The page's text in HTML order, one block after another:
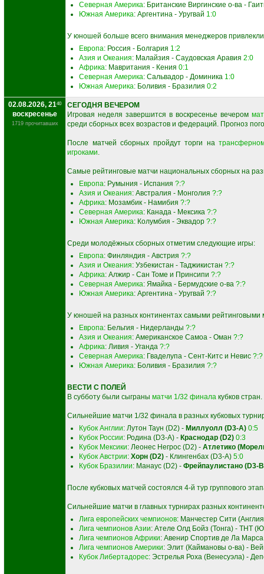
Северная Америка: Британские Виргинские о-ва -
Южная Америка: Аргентина - Уругвай 1:0
У юношей больше всего внимания менеджеров
Европа: Россия - Болгария 1:2
Азия и Океания: Малайзия - Саудовская Аравия 2:0
Африка: Мавритания - Кения 0:1
Северная Америка: Сальвадор - Доминика 1:0
Южная Америка: Боливия - Бразилия 0:2
02.08.2026, 2140
воскресенье
1719 прочитавших
СЕГОДНЯ ВЕЧЕРОМ
Игровая неделя завершится в воскресенье вечером
среди сборных всех возрастов и федераций. Прогноз
После матчей сборных пройдут торги на
игроками.
Самые рейтинговые матчи национальных сборных на
Европа: Румыния - Испания ?:?
Азия и Океания: Австралия - Монголия ?:?
Африка: Мозамбик - Намибия ?:?
Северная Америка: Канада - Мексика ?:?
Южная Америка: Колумбия - Эквадор ?:?
Среди молодёжных сборных отметим следующие игры:
Европа: Финляндия - Австрия ?:?
Азия и Океания: Узбекистан - Таджикистан ?:?
Африка: Алжир - Сан Томе и Принсипи ?:?
Северная Америка: Ямайка - Бермудские о-ва ?:?
Южная Америка: Аргентина - Уругвай ?:?
У юношей на разных континентах самыми рейтинговыми
Европа: Бельгия - Нидерланды ?:?
Азия и Океания: Американское Самоа - Оман ?:?
Африка: Ливия - Уганда ?:?
Северная Америка: Гваделупа - Сент-Китс и Невис ?:?
Южная Америка: Боливия - Бразилия ?:?
ВЕСТИ С ПОЛЕЙ
В субботу были сыграны матчи 1/32 финала кубков
Сильнейшие матчи 1/32 финала в разных кубковых
Кубок Англии: Лутон Таун (D2) - Миллуолл (D3-A) 0:5
Кубок России: Родина (D3-A) - Краснодар (D2) 0:3
Кубок Мексики: Леонес Негрос (D2) - Атлетико
Кубок Австрии: Хорн (D2) - Клингенбах (D3-A) 5:0
Кубок Бразилии: Манаус (D2) - Фрейпаулистано (D3-
После кубковых матчей состоялся 4-й тур группового
Сильнейшие матчи в главных турнирах разных
Лига европейских чемпионов: Манчестер Сити
Лига чемпионов Азии: Ателе Олд Бойз (Тонга) - ТНТ
Лига чемпионов Африки: Авенир Спортив де Ла
Лига чемпионов Америки: Элит (Каймановы о-ва) -
Кубок Либертадорес: Эстрелья Роха (Венесуэла) -